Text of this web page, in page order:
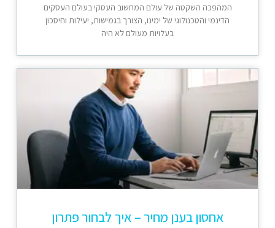
המהפכה השקטה של עולם המחשוב העסקי בעולם העסקים
הדינמי והטכנולוגי של ימינו, הצורך בגמישות, יעילות וחיסכון
בעלויות מעולם לא היה
אחסון בענן מחיר – איך לבחור פתרון